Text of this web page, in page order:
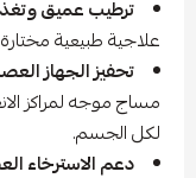
ترطيب عميق
علاجية طبيعية
تحفيز الجهاز
مساج موجه لمراكز
لكل الجسم.
دعم الاسترخاء